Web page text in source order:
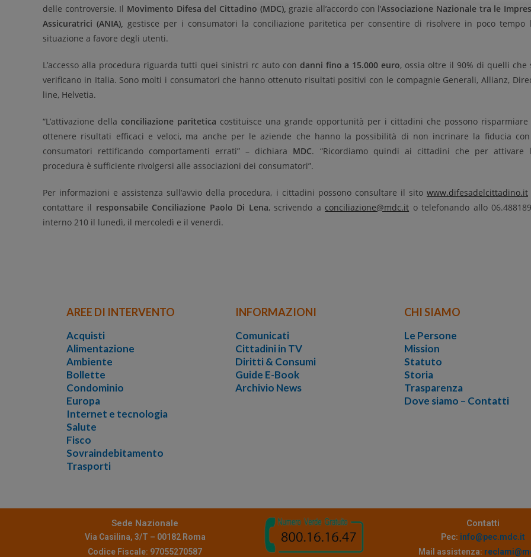
delle controversie. Il Movimento Difesa del Cittadino (MDC), grazie all’accordo con l’Associazione Nazionale tra le
Assicuratrici (ANIA), gestisce per i consumatori la conciliazione paritetica per consentire di risolvere in poco tempo
situazione a favore degli utenti.
L’accesso alla procedura riguarda tutti quei sinistri rc auto con danni finoa 15.000 euro, ossia oltre il 90% di quelli che
verificano in Italia. Sono molti i consumatori che hanno ottenuto risultati positivi con le compagnie Generali, Allianz,
line, Helvetia.
“L’attivazione della conciliazione paritetica costituisce una grande opportunità per i cittadini che possono risparmiare
ottenere risultati efficaci e veloci, ma anche per le aziende che hanno la possibilità di non incrinare la fiducia
consumatori rettificando comportamenti errati” – dichiara MDC. “Ricordiamo quindi ai cittadini che per attivare
procedura è sufficiente rivolgersi alle associazioni dei consumatori”.
Per informazioni e assistenza sull’avvio della procedura, i cittadini possono consultare il sito www.difesadelcittadino.it
contattare il responsabile Conciliazione Paolo Di Lena, scrivendo a conciliazione@mdc.it o telefonando allo
interno 210 il lunedì, il mercoledì e il venerdì.
AREE DI INTERVENTO
Acquisti
Alimentazione
Ambiente
Bollette
Condominio
Europa
Internet e tecnologia
Salute
Fisco
Sovraindebitamento
Trasporti
INFORMAZIONI
Comunicati
Cittadini in TV
Diritti & Consumi
Guide E-Book
Archivio News
CHI SIAMO
Le Persone
Mission
Statuto
Storia
Trasparenza
Dove siamo – Contatti
Sede Nazionale
Via Casilina, 3/T – 00182 Roma
Codice Fiscale: 97055270587
Contatti
Pec: info@pec.mdc.it
Mail assistenza: